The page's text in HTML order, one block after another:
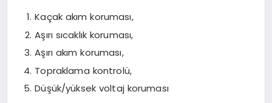
Kaçak akım koruması,
Aşırı sıcaklık koruması,
Aşırı akım koruması,
Topraklama kontrolü,
Düşük/yüksek voltaj koruması